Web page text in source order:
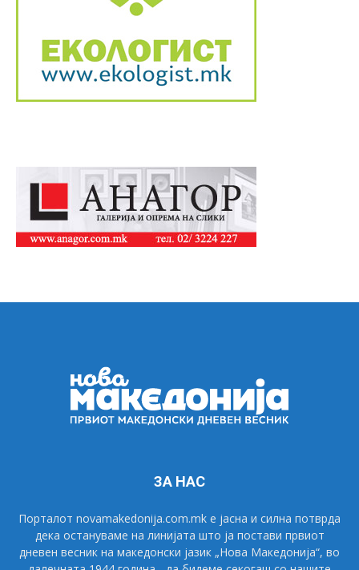
ЗА НАС
Порталот novamakedonija.com.mk е јасна и силна потврда
дека остануваме на линијата што ја постави првиот
дневен весник на македонски јазик „Нова Македонија“, во